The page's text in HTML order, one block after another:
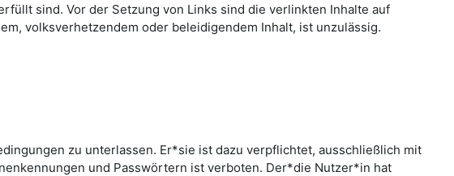
sind. Vor der Setzung von Links sind die verlinkten Inhalte auf
volksverhetzendem oder beleidigendem Inhalt, ist unzulässig.
zu unterlassen. Er*sie ist dazu verpflichtet, ausschließlich mit
und Passwörtern ist verboten. Der*die Nutzer*in hat